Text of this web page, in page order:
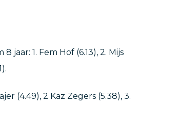
jaar: 1. Fem Hof (6.13), 2. Mijs
(4.49), 2 Kaz Zegers (5.38), 3.